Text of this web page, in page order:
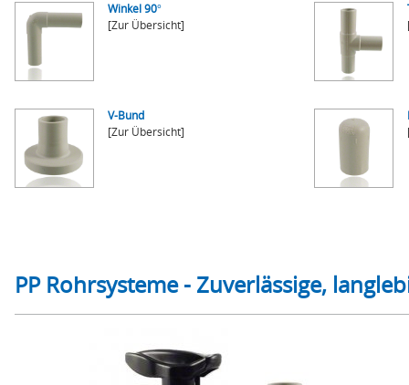
Winkel 90°
[Zur Übersicht]
V-Bund
[Zur Übersicht]
PP Rohrsysteme - Zuverlässige,